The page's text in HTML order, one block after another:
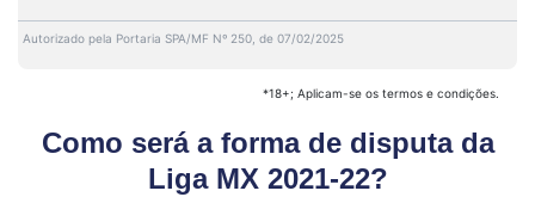
Autorizado pela Portaria SPA/MF Nº 250, de 07/02/2025
*18+; Aplicam-se os termos e condições.
Como será a forma de disputa da
Liga MX 2021-22?